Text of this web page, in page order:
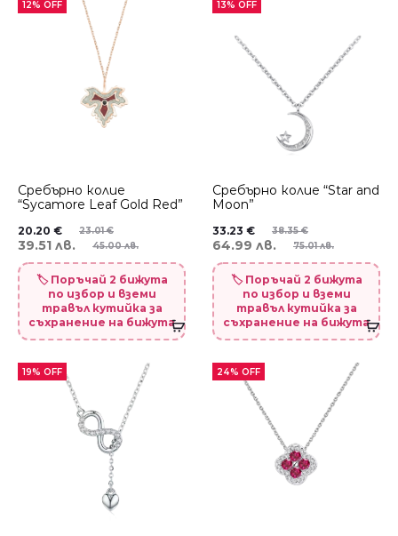
12% OFF
Сребърно колие
“Sycamore Leaf Gold Red”
23.01€
20.20 €
45.00 лв.
39.51 лв.
🏷️ Поръчай 2 бижута
по избор и вземи
травъл кутийка за
съхранение на бижута
13% OFF
Сребърно колие “Star and
Moon”
38.35€
33.23 €
75.01 лв.
64.99 лв.
🏷️ Поръчай 2 бижута
по избор и вземи
травъл кутийка за
съхранение на бижута
19% OFF 24% OFF